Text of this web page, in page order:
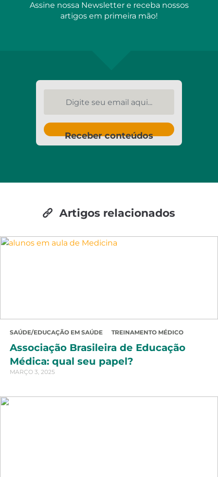
Assine nossa Newsletter e receba nossos
artigos em primeira mão!
Receber conteúdos
Artigos relacionados
SAÚDE/EDUCAÇÃO EM SAÚDE TREINAMENTO MÉDICO
Associação Brasileira de Educação
Médica: qual seu papel?
MARÇO 3, 2025